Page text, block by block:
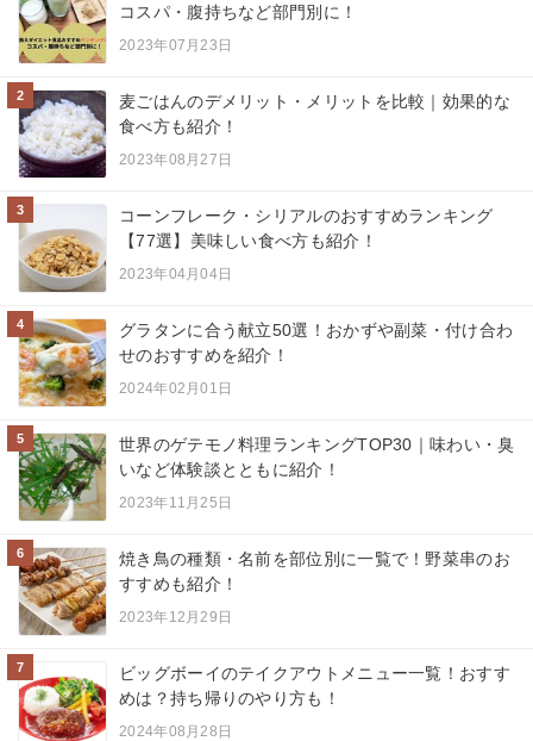
コスパ・腹持ちなど部門別に！
2023年07月23日
2
麦ごはんのデメリット・メリットを比較｜効果的な
食べ方も紹介！
2023年08月27日
3
コーンフレーク・シリアルのおすすめランキング
【77選】美味しい食べ方も紹介！
2023年04月04日
4
グラタンに合う献立50選！おかずや副菜・付け合わ
せのおすすめを紹介！
2024年02月01日
5
世界のゲテモノ料理ランキングTOP30｜味わい・臭
いなど体験談とともに紹介！
2023年11月25日
6
焼き鳥の種類・名前を部位別に一覧で！野菜串のお
すすめも紹介！
2023年12月29日
7
ビッグボーイのテイクアウトメニュー一覧！おすす
めは？持ち帰りのやり方も！
2024年08月28日